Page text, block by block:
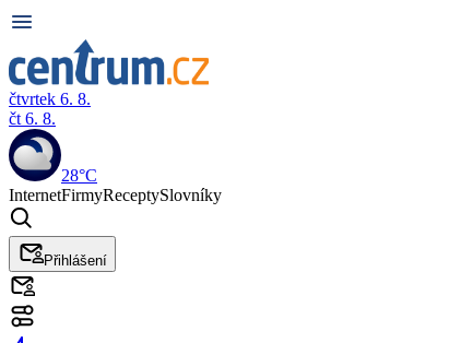
čtvrtek 6. 8.
čt 6. 8.
28°C
InternetFirmyReceptySlovníky
Přihlášení